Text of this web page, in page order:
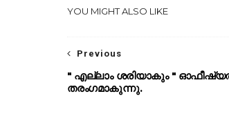
YOU MIGHT ALSO LIKE
Previous
" എല്ലാം ശരിയാകും "
തരംഗമാകുന്നു.